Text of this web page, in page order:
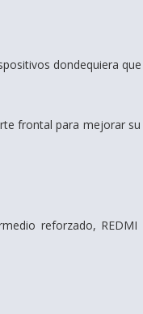
dondequiera que
frontal para mejorar
reforzado,